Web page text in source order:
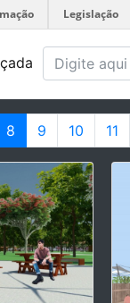
Legislação
8 9 10 11